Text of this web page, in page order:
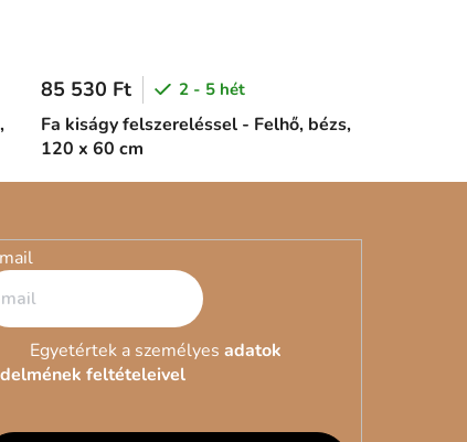
Fa kiságy felszereléssel - Felhő, bézs,
120 x 60 cm
85 530 Ft 2 - 5 hét
Egyetértek a személyes adatok
feltételeivel